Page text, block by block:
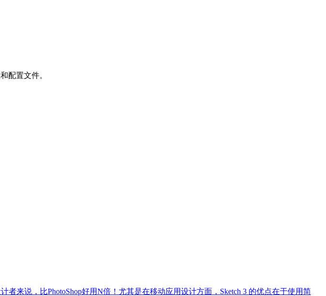
配置文件。
来说，比PhotoShop好用N倍！尤其是在移动应用设计方面，Sketch 3 的优点在于使用简